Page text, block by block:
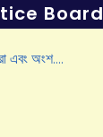
Board
এবং অংশ....